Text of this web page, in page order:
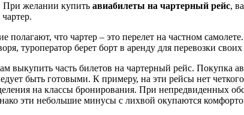
При желании купить авиабилеты на чартерный рейс,
что чартер – это перелет на частном
туроператор берет борт в аренду для перевозки
выкупить часть билетов на чартерный рейс. Покупка
быть готовыми. К примеру, на эти рейсы нет
на классы бронирования. При непредвиденных
эти небольшие минусы с лихвой окупаются